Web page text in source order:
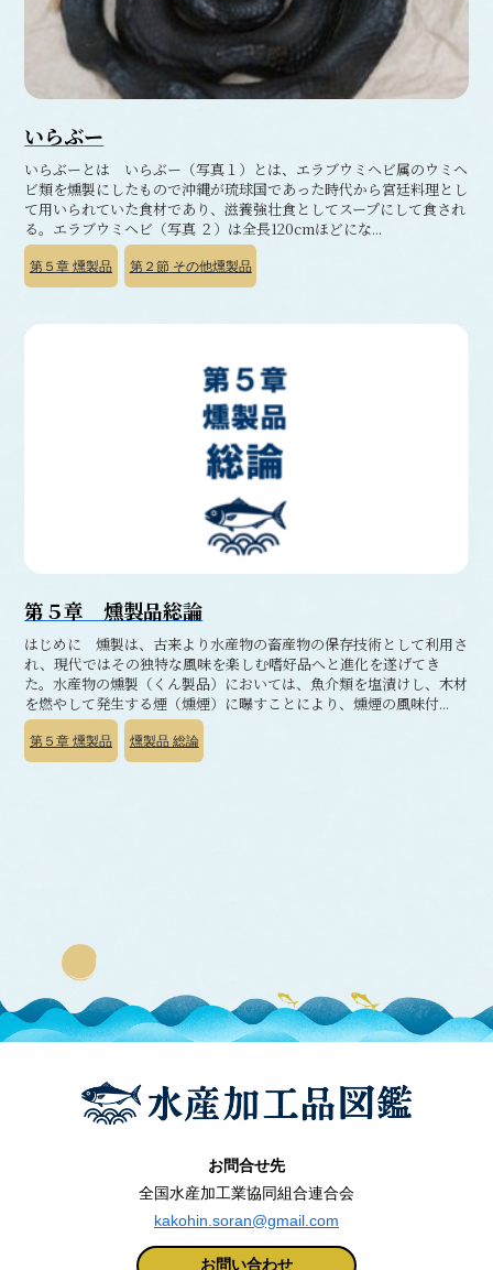
いらぶー
いらぶーとは いらぶー（写真１）とは、エラブウミヘビ属のウミヘ
ビ類を燻製にしたもので沖縄が琉球国であった時代から宮廷料理とし
て用いられていた食材であり、滋養強壮食としてスープにして食され
る。エラブウミヘビ（写真 ２）は全長120cmほどにな...
第５章 燻製品 第２節その他燻製品
第５章 燻製品総論
はじめに 燻製は、古来より水産物の畜産物の保存技術として利用さ
れ、現代ではその独特な風味を楽しむ嗜好品へと進化を遂げてき
た。水産物の燻製（くん製品）においては、魚介類を塩漬けし、木材
を燃やして発生する煙（燻煙）に曝すことにより、燻煙の風味付...
第５章 燻製品 燻製品 総論
お問合せ先
全国水産加工業協同組合連合会
kakohin.soran@gmail.com
お問い合わせ